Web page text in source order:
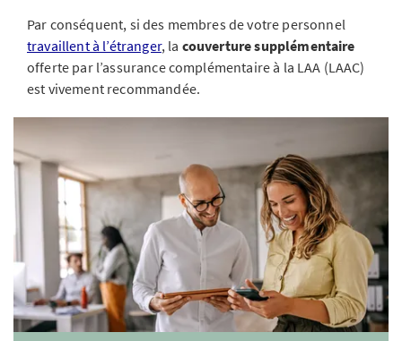
Par conséquent, si des membres de votre personnel
travaillent à l’étranger, la couverture supplémentaire
offerte par l’assurance complémentaire à la LAA (LAAC)
est vivement recommandée.